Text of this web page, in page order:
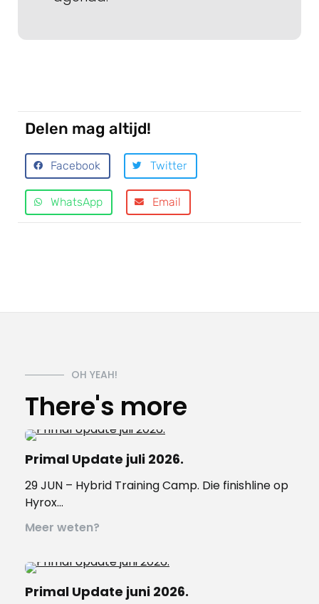
Delen mag altijd!
Facebook Twitter
WhatsApp Email
OH YEAH!
There's more
Primal Update juli 2026.
29 JUN – Hybrid Training Camp. Die finishline op
Hyrox…
Meer weten?
Primal Update juni 2026.